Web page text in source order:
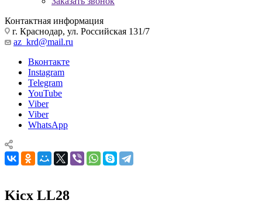
Контактная информация
г. Краснодар, ул. Российская 131/7
az_krd@mail.ru
Вконтакте
Instagram
Telegram
YouTube
Viber
Viber
WhatsApp
Kicx LL28